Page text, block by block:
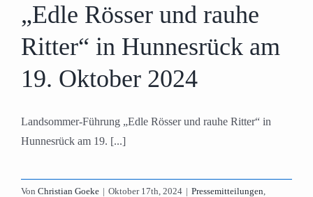
„Edle Rösser und rauhe
Ritter“ in Hunnesrück am
19. Oktober 2024
Landsommer-Führung „Edle Rösser und rauhe Ritter“ in
Hunnesrück am 19. [...]
Von Christian Goeke | Oktober 17th, 2024 | Pressemitteilungen,